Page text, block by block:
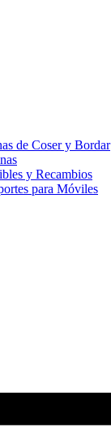
de Coser y Bordar
y Recambios
para Móviles